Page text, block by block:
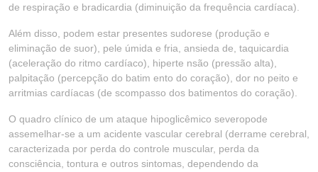
de respiração e bradicardia (diminuição da frequência cardíaca).
Além disso, podem estar presentes sudorese (produção e
eliminação de suor), pele úmida e fria, ansieda de, taquicardia
(aceleração do ritmo cardíaco), hiperte nsão (pressão alta),
palpitação (percepção do batim ento do coração), dor no peito e
arritmias cardíacas (de scompasso dos batimentos do coração).
O quadro clínico de um ataque hipoglicêmico severopode
assemelhar-se a um acidente vascular cerebral (derrame cerebral,
caracterizada por perda do controle muscular, perda da
consciência, tontura e outros sintomas, dependendo da